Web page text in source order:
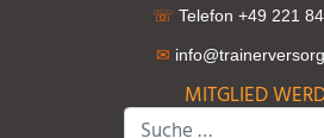
☏ Telefon +49 221
✉
MITGLIED
Suchen